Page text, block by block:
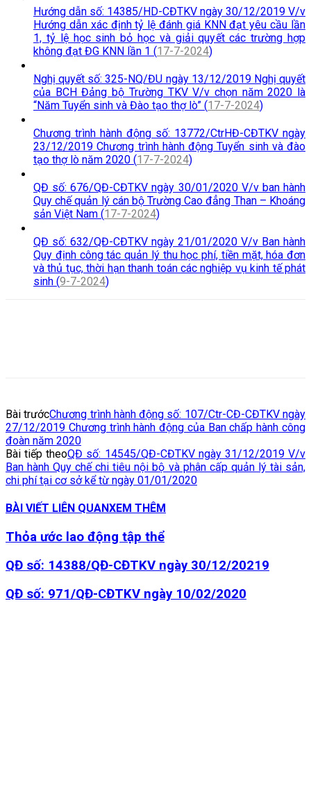
Hướng dẫn số: 14385/HD-CĐTKV ngày 30/12/2019 V/v
Hướng dẫn xác định tỷ lệ đánh giá KNN đạt yêu cầu lần
1, tỷ lệ học sinh bỏ học và giải quyết các trường hợp
không đạt ĐG KNN lần 1 (17-7-2024)
Nghị quyết số: 325-NQ/ĐU ngày 13/12/2019 Nghị quyết
của BCH Đảng bộ Trường TKV V/v chọn năm 2020 là
“Năm Tuyển sinh và Đào tạo thợ lò” (17-7-2024)
Chương trình hành động số: 13772/CtrHĐ-CĐTKV ngày
23/12/2019 Chương trình hành động Tuyển sinh và đào
tạo thợ lò năm 2020 (17-7-2024)
QĐ số: 676/QĐ-CĐTKV ngày 30/01/2020 V/v ban hành
Quy chế quản lý cán bộ Trường Cao đẳng Than – Khoáng
sản Việt Nam (17-7-2024)
QĐ số: 632/QĐ-CĐTKV ngày 21/01/2020 V/v Ban hành
Quy định công tác quản lý thu học phí, tiền mặt, hóa đơn
và thủ tục, thời hạn thanh toán các nghiệp vụ kinh tế phát
sinh (9-7-2024)
Bài trướcChương trình hành động số: 107/Ctr-CĐ-CĐTKV ngày
27/12/2019 Chương trình hành động của Ban chấp hành công
đoàn năm 2020
Bài tiếp theoQĐ số: 14545/QĐ-CĐTKV ngày 31/12/2019 V/v
Ban hành Quy chế chi tiêu nội bộ và phân cấp quản lý tài sản,
chi phí tại cơ sở kể từ ngày 01/01/2020
BÀI VIẾT LIÊN QUANXEM THÊM
Thỏa ước lao động tập thể
QĐ số: 14388/QĐ-CĐTKV ngày 30/12/20219
QĐ số: 971/QĐ-CĐTKV ngày 10/02/2020